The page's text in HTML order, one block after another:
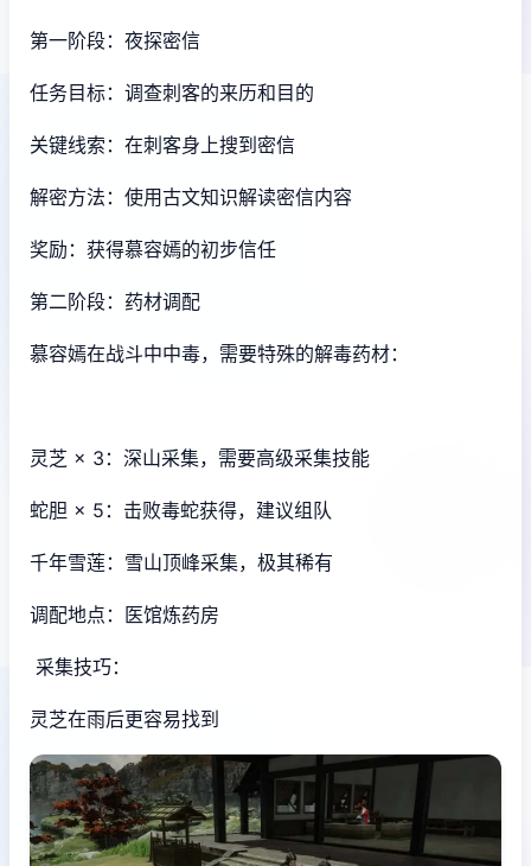
第一阶段：夜探密信
任务目标：调查刺客的来历和目的
关键线索：在刺客身上搜到密信
解密方法：使用古文知识解读密信内容
奖励：获得慕容嫣的初步信任
第二阶段：药材调配
慕容嫣在战斗中中毒，需要特殊的解毒药材：
灵芝 × 3：深山采集，需要高级采集技能
蛇胆 × 5：击败毒蛇获得，建议组队
千年雪莲：雪山顶峰采集，极其稀有
调配地点：医馆炼药房
采集技巧：
灵芝在雨后更容易找到